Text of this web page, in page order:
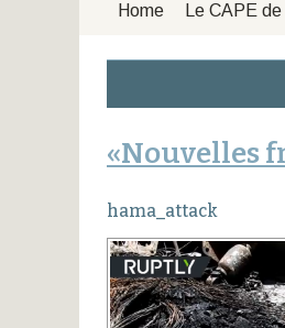
Home Le CAPE
«Nouvelles
hama_attack